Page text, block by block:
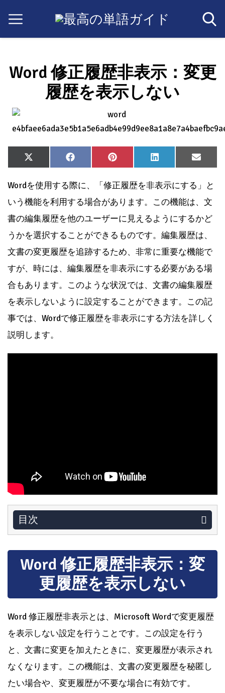
Word 修正履歴非表示：変更
履歴を表示しない
Share
on
X
(Twitter)
Share
on
Facebook
Share
on
Pinterest
Share
on
LinkedIn
Share
on
Email
Wordを使用する際に、「修正履歴を非表示にする」と
いう機能を利用する場合があります。この機能は、文
書の編集履歴を他のユーザーに見えるようにするかど
うかを選択することができるものです。編集履歴は、
文書の変更履歴を追跡するため、非常に重要な機能で
すが、時には、編集履歴を非表示にする必要がある場
合もあります。このような状況では、文書の編集履歴
を表示しないように設定することができます。この記
事では、Wordで修正履歴を非表示にする方法を詳しく
説明します。
目次
Word 修正履歴非表示：変
更履歴を表示しない
Word 修正履歴非表示とは、Microsoft Wordで変更履歴
を表示しない設定を行うことです。この設定を行う
と、文書に変更を加えたときに、変更履歴が表示され
なくなります。この機能は、文書の変更履歴を秘匿し
たい場合や、変更履歴が不要な場合に有効です。